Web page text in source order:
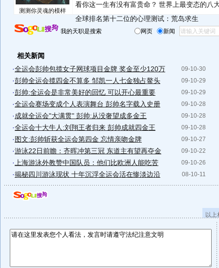
测测你灵魂的模样
看你这一生有没有富贵命？ 世界上最变态的八
全球排名第十二位的心理测试：荒岛求生
我的天职是搜索 网页 新闻
相关新闻
09-10-30
·全运会彭帅包揽女子网球项目金牌 奖金至少120万
09-10-29
·彭帅全运会揽四金不算多 邹凯一人七金独占鳌头
09-10-29
·彭帅:全运会是非常美好的回忆 可以开心最重要
09-10-28
·全运会赛场变成个人表演舞台 彭帅名字载入史册
09-10-28
·成就全运会"大满贯" 彭帅:从没奢望成多金王
09-10-28
·全运会十大牛人:刘翔王者归来 彭帅成就四金王
09-10-27
· 图文:彭帅斩获全运会第四金 忘情亲吻金牌
09-10-22
·游泳22日前瞻：齐晖冲第三冠 东道主有望再夺金
09-10-26
· 上海游泳外教赞中国队员：他们比欧洲人能吃苦
08-10-11
·揭秘四川游泳现状 十年沉浮全运会活在惨淡边沿
以